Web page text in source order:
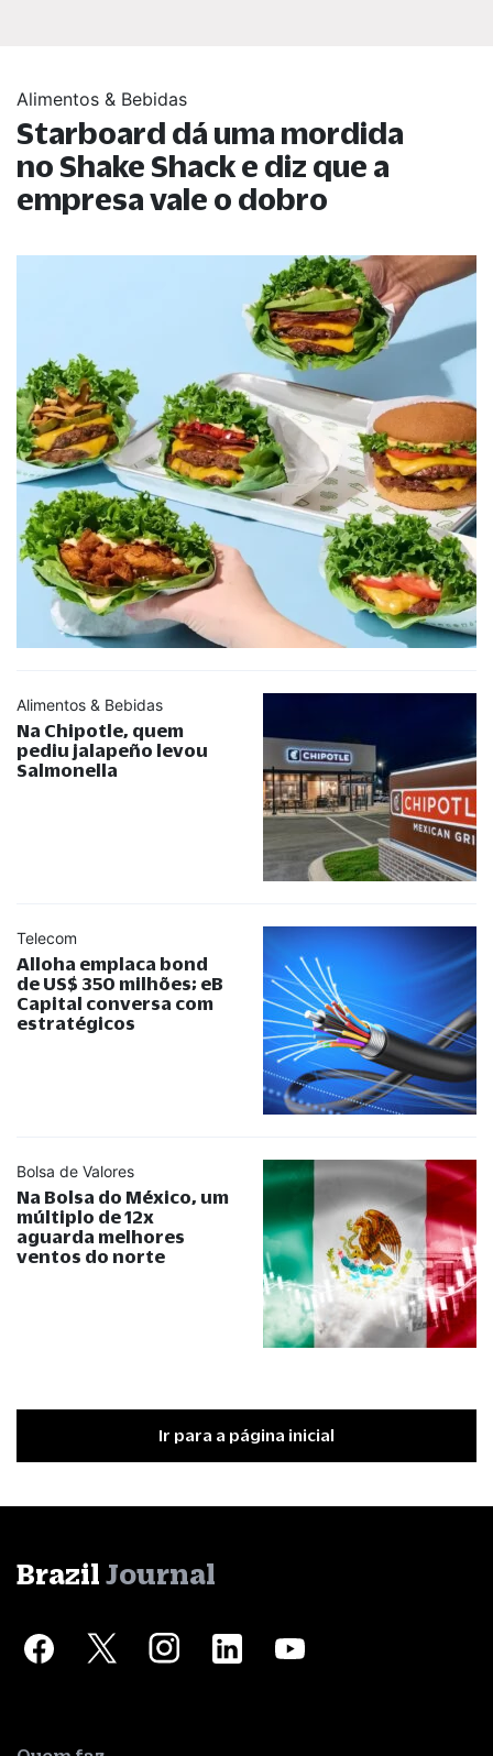
Alimentos & Bebidas
Starboard dá uma mordida
no Shake Shack e diz que a
empresa vale o dobro
Alimentos & Bebidas
Na Chipotle, quem
pediu jalapeño levou
Salmonella
Telecom
Alloha emplaca bond
de US$ 350 milhões; eB
Capital conversa com
estratégicos
Bolsa de Valores
Na Bolsa do México, um
múltiplo de 12x
aguarda melhores
ventos do norte
Ir para a página inicial
Brazil Journal